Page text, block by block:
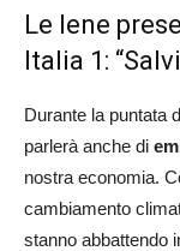
Le Iene
Italia 1:
Durante la puntata
parlerà anche di
nostra economia.
cambiamento
stanno abbattendo